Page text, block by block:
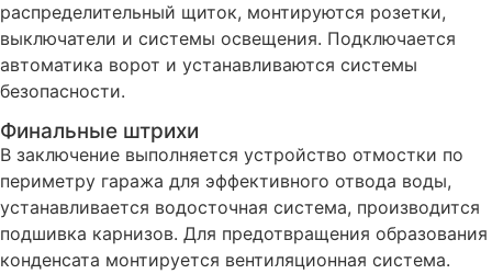
распределительный щиток, монтируются розетки,
выключатели и системы освещения. Подключается
автоматика ворот и устанавливаются системы
безопасности.
Финальные штрихи
В заключение выполняется устройство отмостки по
периметру гаража для эффективного отвода воды,
устанавливается водосточная система, производится
подшивка карнизов. Для предотвращения образования
конденсата монтируется вентиляционная система.